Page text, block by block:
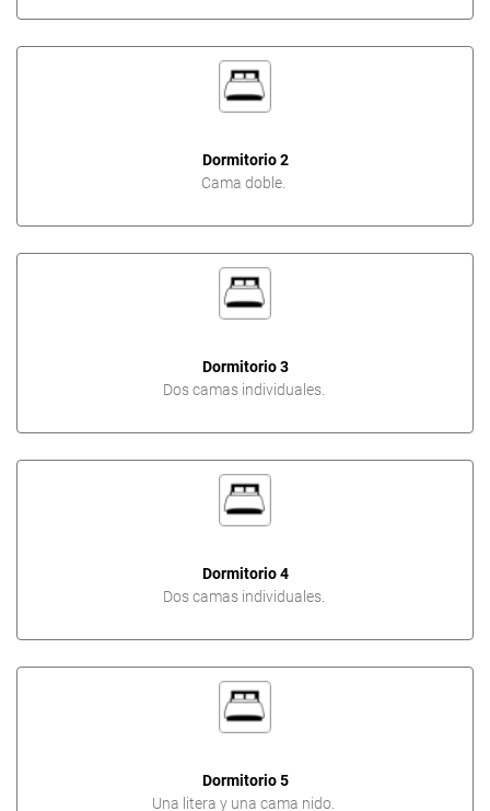
Dormitorio 2
Cama doble.
Dormitorio 3
Dos camas individuales.
Dormitorio 4
Dos camas individuales.
Dormitorio 5
Una litera y una cama nido.